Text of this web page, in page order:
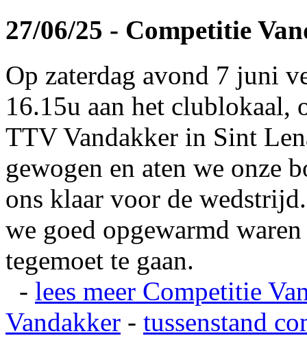
27/06/25 - Competitie
Op zaterdag avond 7 juni
16.15u aan het clublokaal,
TTV Vandakker in Sint
gewogen en aten we onze
ons klaar voor de
we goed opgewarmd
tegemoet te gaan.
- lees meer Competitie
Vandakker - tussenstand